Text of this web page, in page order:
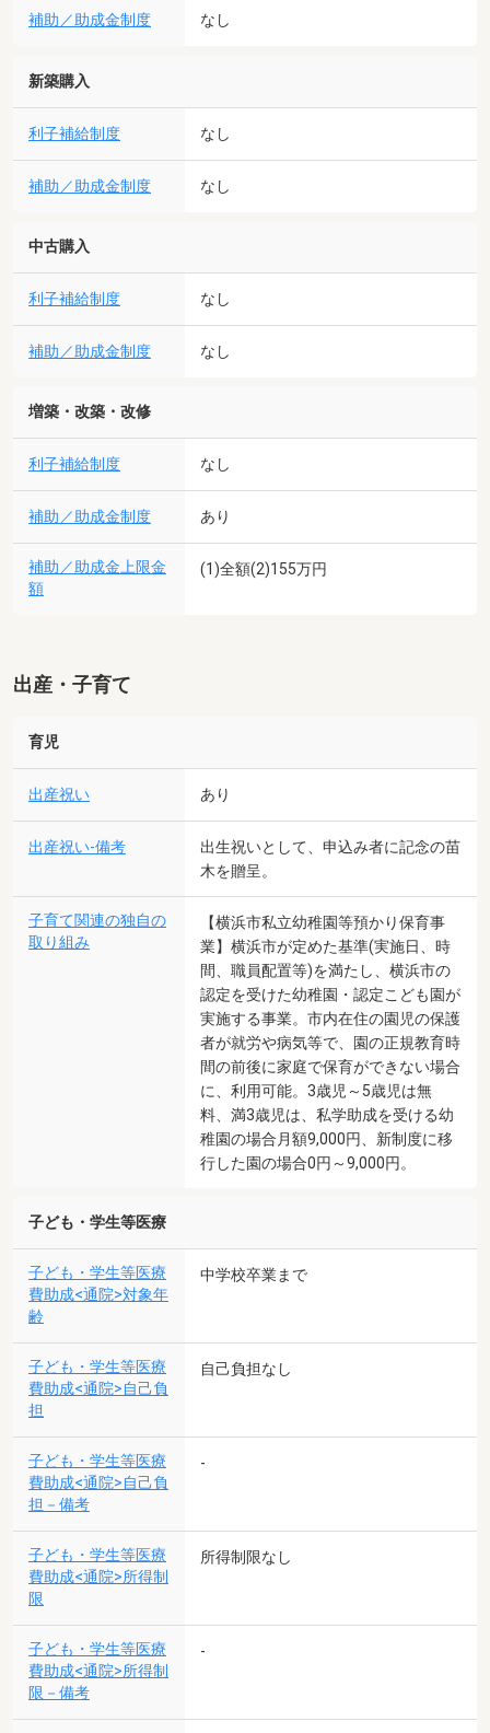
補助／助成金制度 なし
新築購入
利子補給制度 なし
補助／助成金制度 なし
中古購入
利子補給制度 なし
補助／助成金制度 なし
増築・改築・改修
利子補給制度 なし
補助／助成金制度 あり
補助／助成金上限金
額
(1)全額(2)155万円
出産・子育て
育児
出産祝い あり
出産祝い-備考
出生祝いとして、申込み者に記念の苗
木を贈呈。
子育て関連の独自の
取り組み
【横浜市私立幼稚園等預かり保育事
業】横浜市が定めた基準(実施日、時
間、職員配置等)を満たし、横浜市の
認定を受けた幼稚園・認定こども園が
実施する事業。市内在住の園児の保護
者が就労や病気等で、園の正規教育時
間の前後に家庭で保育ができない場合
に、利用可能。3歳児～5歳児は無
料、満3歳児は、私学助成を受ける幼
稚園の場合月額9,000円、新制度に移
行した園の場合0円～9,000円。
子ども・学生等医療
子ども・学生等医療
費助成<通院>対象年
齢
中学校卒業まで
子ども・学生等医療
費助成<通院>自己負
担
自己負担なし
子ども・学生等医療
費助成<通院>自己負
担－備考
-
子ども・学生等医療
費助成<通院>所得制
限
所得制限なし
子ども・学生等医療
費助成<通院>所得制
限－備考
-